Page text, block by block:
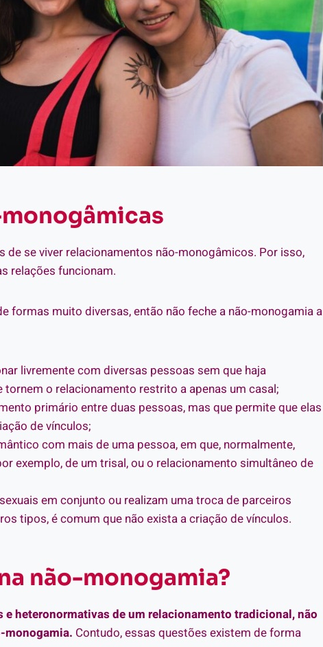
se viver relacionamentos não-monogâmicos. Por isso,
relações funcionam.
formas muito diversas, então não feche a não-monogamia a
livremente com diversas pessoas sem que haja
o relacionamento restrito a apenas um casal;
primário entre duas pessoas, mas que permite que elas
de vínculos;
com mais de uma pessoa, em que, normalmente,
exemplo, de um trisal, ou o relacionamento simultâneo de
em conjunto ou realizam uma troca de parceiros
tipos, é comum que não exista a criação de vínculos.
não-monogamia?
heteronormativas de um relacionamento tradicional, não
monogamia. Contudo, essas questões existem de forma